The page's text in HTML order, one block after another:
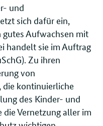
und
sich dafür ein,
gutes Aufwachsen mit
handelt sie im Auftrag
Zu ihren
von
die kontinuierliche
des Kinder- und
die Vernetzung aller im